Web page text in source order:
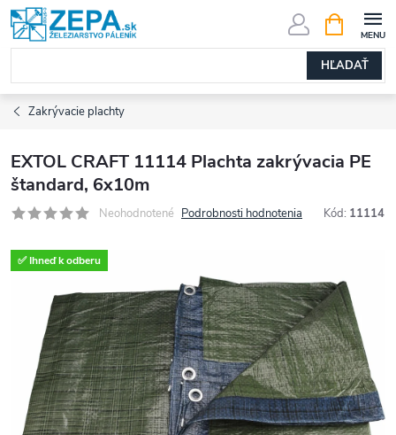
Prejsť
na
obsah
HĽADAŤ
KOŠÍK
Zakrývacie plachty
EXTOL CRAFT 11114 Plachta zakrývacia PE
štandard, 6x10m
Neohodnotené Podrobnosti hodnotenia Kód: 11114
✅ Ihneď k odberu